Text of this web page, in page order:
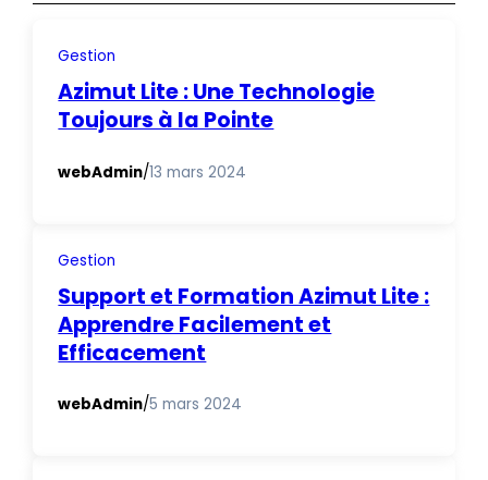
Gestion
Azimut Lite : Une Technologie
Toujours à la Pointe
webAdmin/13 mars 2024
Gestion
Support et Formation Azimut Lite :
Apprendre Facilement et
Efficacement
webAdmin/5 mars 2024